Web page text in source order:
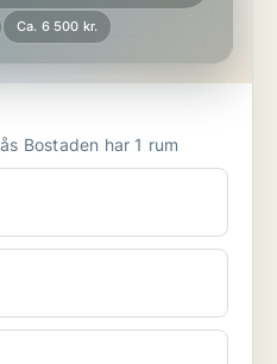
Ca. 6 500 kr.
Lägenhet att hyra i Västerås Bostaden har 1 rum